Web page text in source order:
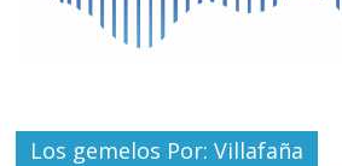
Los gemelos Por: Villafaña